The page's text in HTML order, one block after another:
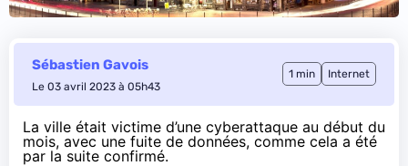
Sébastien Gavois
Le 03 avril 2023 à 05h43
1 min Internet
La ville était victime d’une cyberattaque au début du
mois, avec une fuite de données, comme cela a été
par la suite confirmé.